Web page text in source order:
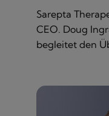
Sarepta
CEO. Doug
begleitet den